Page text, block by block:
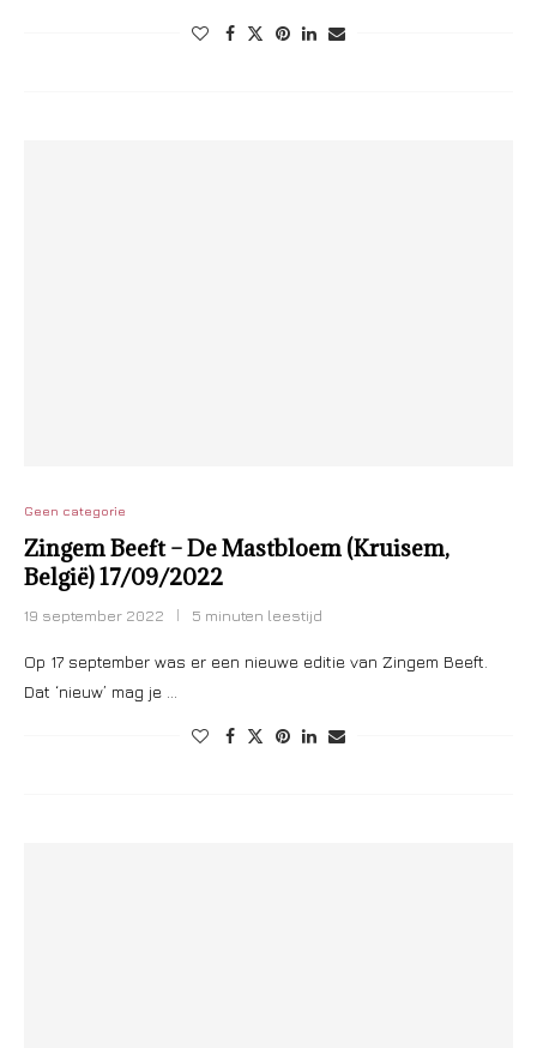
Geen categorie
Zingem Beeft – De Mastbloem (Kruisem,
België) 17/09/2022
19 september 2022 5 minuten leestijd
Op 17 september was er een nieuwe editie van Zingem Beeft.
Dat ‘nieuw’ mag je …